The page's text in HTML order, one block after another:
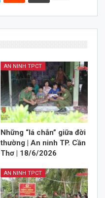
AN NINH TPCT
Những “lá chắn” giữa đời
thường | An ninh TP. Cần
Thơ | 18/6/2026
AN NINH TPCT